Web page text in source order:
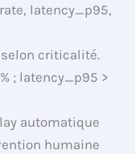
latency_p95,
criticalité.
; latency_p95 >
automatique
humaine